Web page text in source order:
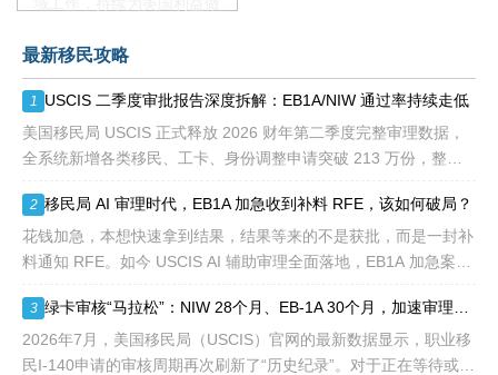
额占全球移民签证配额的
28.6%，即大约4万个移民
签证，都会用于满足"优
先"移民类别的申请。EB1A
不需要雇主支持、不用办理
等的限制，所以也愈来愈受
到中国杰出人才的青睐。
最新移民攻略
1
USCIS 二季度审批报告深度拆解：EB1A/NIW 通过率持续走低
美国移民局 USCIS 正式释放 2026 财年第二季度完整审理数据，
全系统新增各类移民、工卡、身份调整申请突破 213 万份，整体
2 移民局 AI 审理时代，EB1A 加急收到补料 RFE，该如何破局？
花钱加急，本想快速拿到结果，结果等来的不是获批，而是一封补
料通知 RFE。如今 USCIS AI 辅助审理全面落地，EB1A 加急案件
3
2026年7月，美国移民局（USCIS）官网的最新数据显示，职业移
民I-140申请的审核周期再次刷新了“历史纪录”。对于正在等待或计